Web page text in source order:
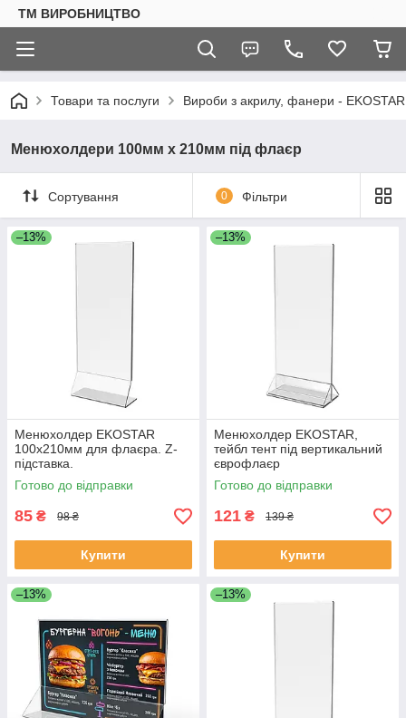
ТМ ВИРОБНИЦТВО
Товари та послуги Вироби з акрилу, фанери - EKOSTAR
Менюхолдери 100мм х 210мм під флаєр
Сортування 0 Фільтри
–13%
Менюхолдер EKOSTAR
100х210мм для флаєра. Z-
підставка.
Готово до відправки
85 ₴ 98 ₴
Купити
–13%
Менюхолдер EKOSTAR,
тейбл тент під вертикальний
єврофлаєр
Готово до відправки
121 ₴ 139 ₴
Купити
–13% –13%